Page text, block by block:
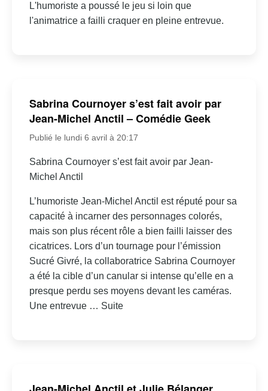
L'humoriste a poussé le jeu si loin que
l'animatrice a failli craquer en pleine entrevue.
Sabrina Cournoyer s’est fait avoir par
Jean-Michel Anctil – Comédie Geek
Publié le lundi 6 avril à 20:17
Sabrina Cournoyer s’est fait avoir par Jean-
Michel Anctil
L’humoriste Jean-Michel Anctil est réputé pour sa
capacité à incarner des personnages colorés,
mais son plus récent rôle a bien failli laisser des
cicatrices. Lors d’un tournage pour l’émission
Sucré Givré, la collaboratrice Sabrina Cournoyer
a été la cible d’un canular si intense qu’elle en a
presque perdu ses moyens devant les caméras.
Une entrevue … Suite